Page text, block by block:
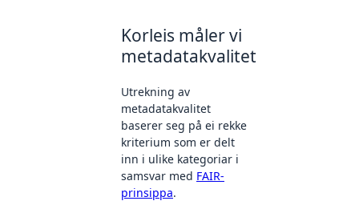
Korleis måler vi
metadatakvalitet
Utrekning av
metadatakvalitet
baserer seg på ei rekke
kriterium som er delt
inn i ulike kategoriar i
samsvar med FAIR-
prinsippa.